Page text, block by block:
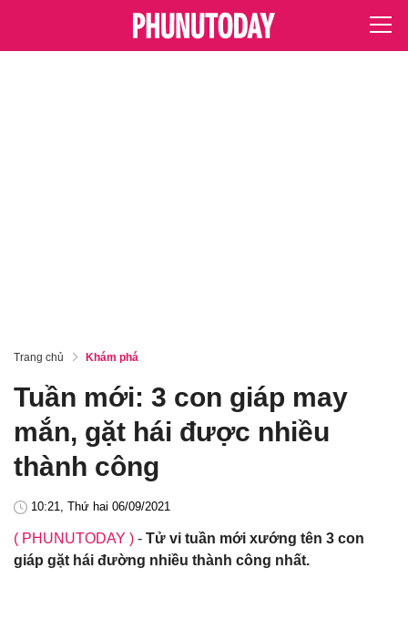
Trang chủ Khám phá
Tuần mới: 3 con giáp may
mắn, gặt hái được nhiều
thành công
10:21, Thứ hai 06/09/2021
( PHUNUTODAY ) - Tử vi tuần mới xướng tên 3 con
giáp gặt hái đường nhiều thành công nhất.